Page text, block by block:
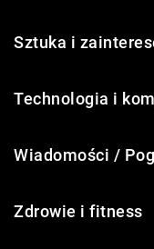
Sztuka i
Technologia i
Wiadomości /
Zdrowie i fitness